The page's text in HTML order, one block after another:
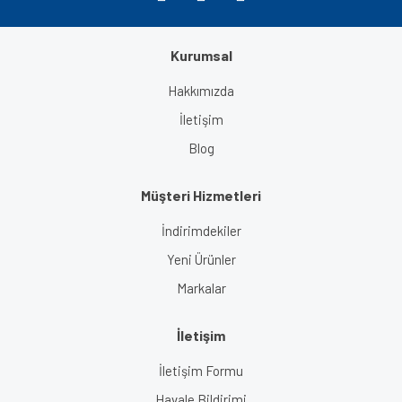
Kurumsal
Hakkımızda
İletişim
Blog
Müşteri Hizmetleri
İndirimdekiler
Yeni Ürünler
Markalar
İletişim
İletişim Formu